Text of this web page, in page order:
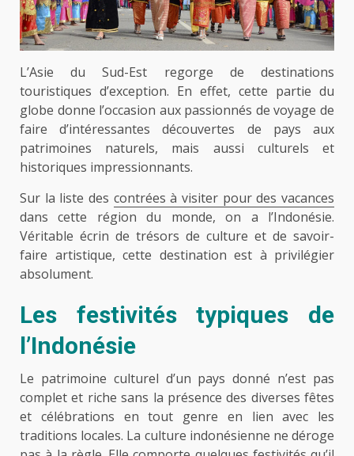
L’Asie du Sud-Est regorge de destinations
touristiques d’exception. En effet, cette partie du
globe donne l’occasion aux passionnés de voyage de
faire d’intéressantes découvertes de pays aux
patrimoines naturels, mais aussi culturels et
historiques impressionnants.
Sur la liste des contrées à visiter pour des vacances
dans cette région du monde, on a l’Indonésie.
Véritable écrin de trésors de culture et de savoir-
faire artistique, cette destination est à privilégier
absolument.
Les festivités typiques de
l’Indonésie
Le patrimoine culturel d’un pays donné n’est pas
complet et riche sans la présence des diverses fêtes
et célébrations en tout genre en lien avec les
traditions locales. La culture indonésienne ne déroge